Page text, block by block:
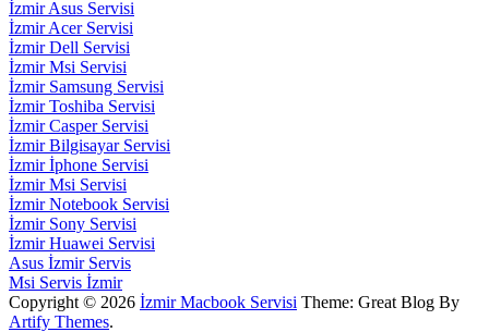
İzmir Asus Servisi
İzmir Acer Servisi
İzmir Dell Servisi
İzmir Msi Servisi
İzmir Samsung Servisi
İzmir Toshiba Servisi
İzmir Casper Servisi
İzmir Bilgisayar Servisi
İzmir İphone Servisi
İzmir Msi Servisi
İzmir Notebook Servisi
İzmir Sony Servisi
İzmir Huawei Servisi
Asus İzmir Servis
Msi Servis İzmir
Copyright © 2026 İzmir Macbook Servisi Theme: Great Blog By
Artify Themes.